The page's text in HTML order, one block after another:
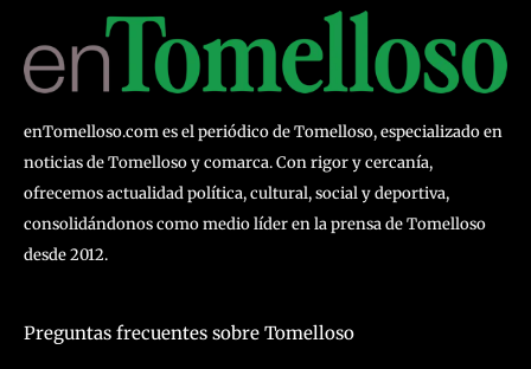
enTomelloso.com es el periódico de Tomelloso, especializado en
noticias de Tomelloso y comarca. Con rigor y cercanía,
ofrecemos actualidad política, cultural, social y deportiva,
consolidándonos como medio líder en la prensa de Tomelloso
desde 2012.
Preguntas frecuentes sobre Tomelloso